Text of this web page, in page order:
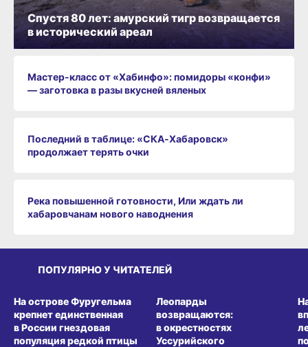
Мастер-класс от «Хабинфо»: помидоры «конфи»
— заготовка в разы вкусней вяленых
Последний в таблице: «СКА‑Хабаровск»
продолжает терять очки
Река повышенной готовности, Или ждать ли
хабаровчанам нового наводнения
Спустя 80 лет: амурский тигр возвращается
в исторический ареал
ПОПУЛЯРНО У ЧИТАТЕЛЕЙ
На острове Фуругельма
крепнет единственная
в России гнездовая
популяция редкой птицы
Леопарды
возвращаются:
в окрестностях
Уссурийского